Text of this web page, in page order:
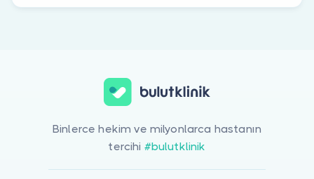
Binlerce hekim ve milyonlarca hastanın
tercihi #bulutklinik